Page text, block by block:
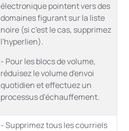
électronique pointent vers des
domaines figurant sur la liste
noire (si c'est le cas, supprimez
l'hyperlien).
- Pour les blocs de volume,
réduisez le volume d'envoi
quotidien et effectuez un
processus d'échauffement.
- Supprimez tous les courriels